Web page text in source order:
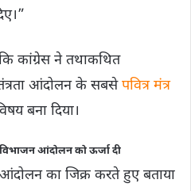
कांग्रेस ने तथाकथित
आंदोलन के सबसेपवित्र मंत्र
बना दिया।
आंदोलन को ऊर्जा दी
का जिक्र करते हुए बताया